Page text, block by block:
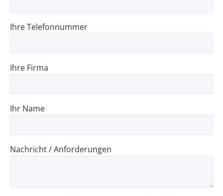
Ihre Telefonnummer
Ihre Firma
Ihr Name
Nachricht / Anforderungen